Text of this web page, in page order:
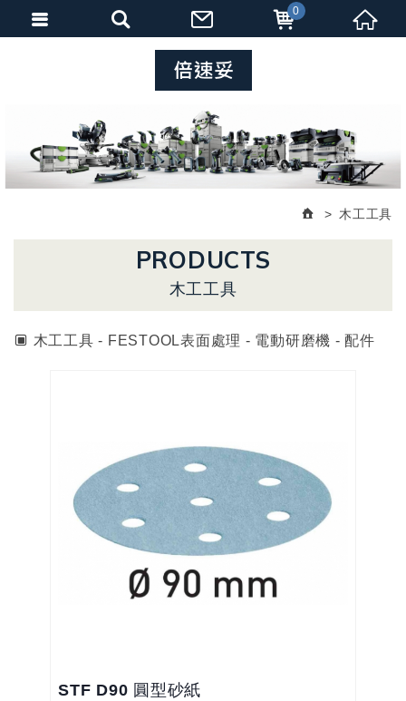
木工工具
PRODUCTS
木工工具
木工工具 - FESTOOL表面處理 - 電動研磨機 - 配件
STF D90 圓型砂紙
0